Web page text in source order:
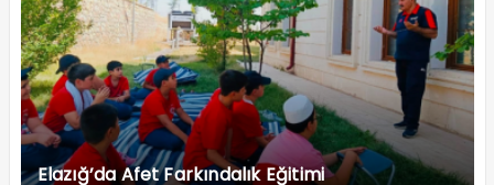
Elazığ’da Afet Farkındalık Eğitimi